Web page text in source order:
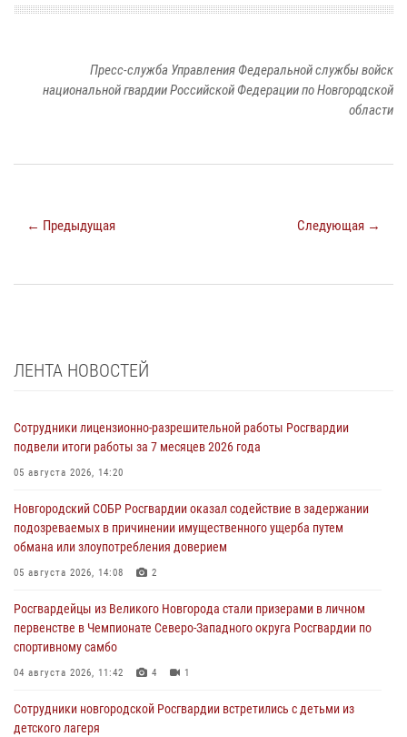
Пресс-служба Управления Федеральной службы войск
национальной гвардии Российской Федерации по Новгородской
области
← Предыдущая Следующая →
ЛЕНТА НОВОСТЕЙ
Сотрудники лицензионно-разрешительной работы Росгвардии
подвели итоги работы за 7 месяцев 2026 года
05 августа 2026, 14:20
Новгородский СОБР Росгвардии оказал содействие в задержании
подозреваемых в причинении имущественного ущерба путем
обмана или злоупотребления доверием
05 августа 2026, 14:08 2
Росгвардейцы из Великого Новгорода стали призерами в личном
первенстве в Чемпионате Северо-Западного округа Росгвардии по
спортивному самбо
04 августа 2026, 11:42 4 1
Сотрудники новгородской Росгвардии встретились с детьми из
детского лагеря